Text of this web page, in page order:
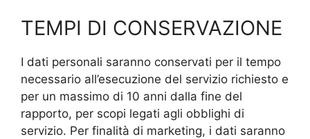
TEMPI DI CONSERVAZIONE
I dati personali saranno conservati per il tempo
necessario all’esecuzione del servizio richiesto e
per un massimo di 10 anni dalla fine del
rapporto, per scopi legati agli obblighi di
servizio. Per finalità di marketing, i dati saranno